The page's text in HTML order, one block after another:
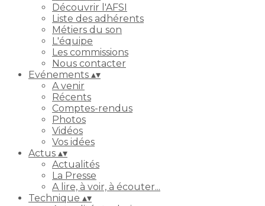
Découvrir l'AFSI
Liste des adhérents
Métiers du son
L'équipe
Les commissions
Nous contacter
Evénements ▴▾
A venir
Récents
Comptes-rendus
Photos
Vidéos
Vos idées
Actus ▴▾
Actualités
La Presse
A lire, à voir, à écouter...
Technique ▴▾